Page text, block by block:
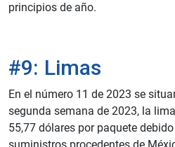
principios de año.
#9: Limas
En el número 11 de 2023 se
segunda semana de 2023, la
55,77 dólares por paquete